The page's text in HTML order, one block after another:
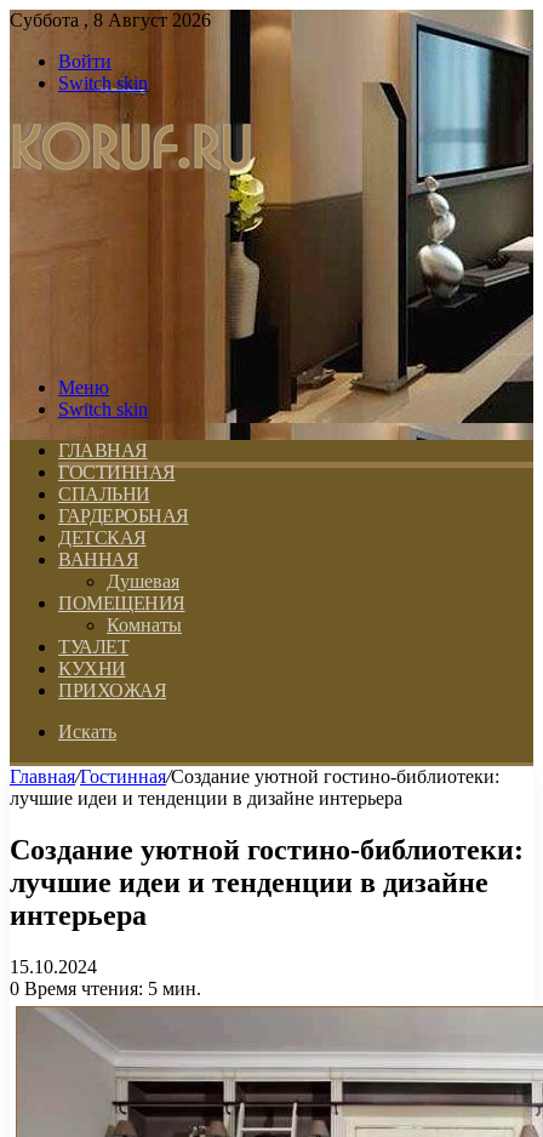
Суббота , 8 Август 2026
Войти
Switch skin
Меню
Switch skin
ГЛАВНАЯ
ГОСТИННАЯ
СПАЛЬНИ
ГАРДЕРОБНАЯ
ДЕТСКАЯ
ВАННАЯ
Душевая
ПОМЕЩЕНИЯ
Комнаты
ТУАЛЕТ
КУХНИ
ПРИХОЖАЯ
Искать
Главная/Гостинная/Создание уютной гостино-библиотеки:
лучшие идеи и тенденции в дизайне интерьера
Создание уютной гостино-библиотеки:
лучшие идеи и тенденции в дизайне
интерьера
15.10.2024
0 Время чтения: 5 мин.